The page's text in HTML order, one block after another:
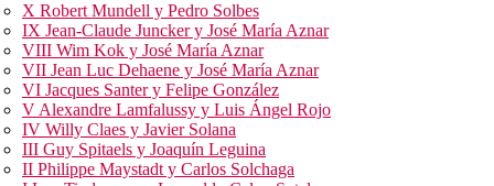
X Robert Mundell y Pedro Solbes
IX Jean-Claude Juncker y José María Aznar
VIII Wim Kok y José María Aznar
VII Jean Luc Dehaene y José María Aznar
VI Jacques Santer y Felipe González
V Alexandre Lamfalussy y Luis Ángel Rojo
IV Willy Claes y Javier Solana
III Guy Spitaels y Joaquín Leguina
II Philippe Maystadt y Carlos Solchaga